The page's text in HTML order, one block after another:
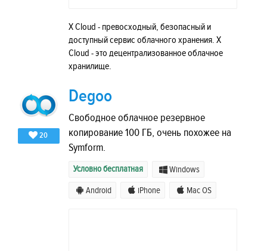
X Cloud - превосходный, безопасный и
доступный сервис облачного хранения. X
Cloud - это децентрализованное облачное
хранилище.
20
Degoo
Свободное облачное резервное
копирование 100 ГБ, очень похожее на
Symform.
Условно бесплатная Windows
Android iPhone Mac OS